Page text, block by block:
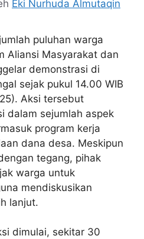
Eki Nurhuda Almutaqin
puluhan warga
Aliansi Masyarakat dan
demonstrasi di
sejak pukul 14.00 WIB
Aksi tersebut
dalam sejumlah aspek
program kerja
dana desa. Meskipun
tegang, pihak
warga untuk
mendiskusikan
lanjut.
dimulai, sekitar 30